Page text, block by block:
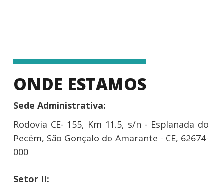
ONDE ESTAMOS
Sede Administrativa:
Rodovia CE- 155, Km 11.5, s/n - Esplanada do
Pecém, São Gonçalo do Amarante - CE, 62674-
000
Setor II: